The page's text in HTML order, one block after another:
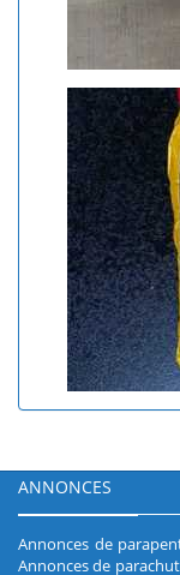
ANNONCES
Annonces de
Annonces de